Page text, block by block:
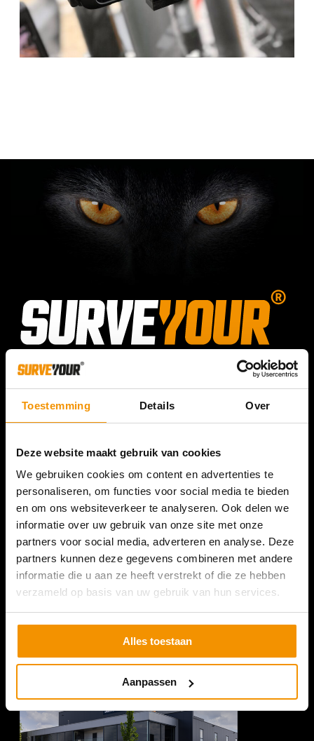
Toestemming Details Over
Deze website maakt gebruik van cookies
We gebruiken cookies om content en advertenties te
personaliseren, om functies voor social media te bieden
en om ons websiteverkeer te analyseren. Ook delen we
informatie over uw gebruik van onze site met onze
partners voor social media, adverteren en analyse. Deze
partners kunnen deze gegevens combineren met andere
informatie die u aan ze heeft verstrekt of die ze hebben
verzameld op basis van uw gebruik van hun services.
Alles toestaan
Aanpassen
SURVEYOUR NEDERLAND
Romeinenweg 47L
5349 AL Oss
+31 (0) 412 74 80 27
(Bezoek enkel op afspraak)